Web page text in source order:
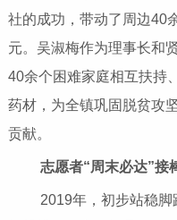
社的成功，带动了周边40
元。吴淑梅作为理事长和
40余个困难家庭相互扶持
药材，为全镇巩固脱贫攻
贡献。
志愿者“周末必达”接
2019年，初步站稳脚